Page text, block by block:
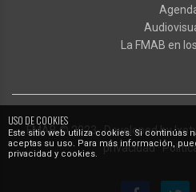
USO DE COOKIES
Este sitio web utiliza cookies. Si continúas
aceptas su uso. Para más información,
privacidad y cookies.
La FMAB en
FMAB© 2023·Developed by
privacidad·